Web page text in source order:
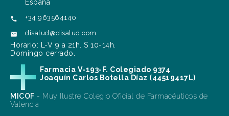
España
 +34 963564140
 disalud@disalud.com
Horario: L-V 9 a 21h. S 10-14h.
Domingo cerrado.
Farmacia V-193-F. Colegiado 9374
Joaquín Carlos Botella Díaz (44519417L)
MICOF - Muy Ilustre Colegio Oficial de Farmacéuticos de
Valencia